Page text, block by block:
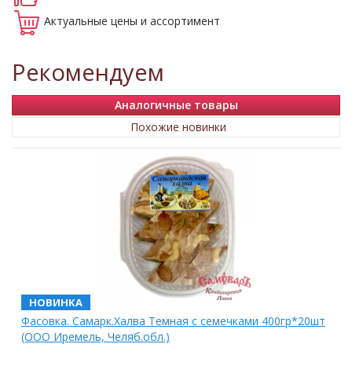
Актуальные цены и ассортимент
Рекомендуем
Аналогичные товары
Похожие новинки
НОВИНКА
Фасовка. Самарк.Халва Темная с семечками 400гр*20шт
(ООО Иремель, Челяб.обл.)